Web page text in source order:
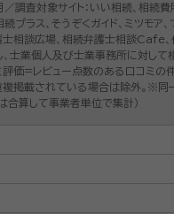
査対象サイト：いい相続、相続費
プラス、そうぞくガイド、ミツモア
士相談広場、相続弁護士相談Cafe、
、士業個人及び士業事務所に対し
価=レビュー点数のある口コミの
掲載されている場合は除外。※同
合算して事業者単位で集計）